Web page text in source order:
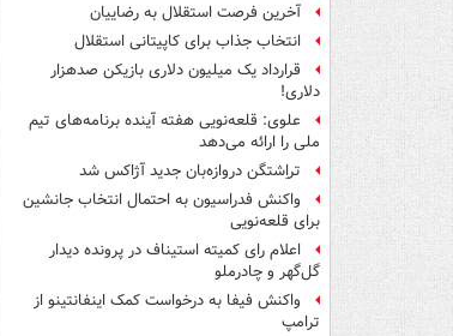
آخرین فرصت استقلال به رضاییان
انتخاب جذاب برای کاپیتانی استقلال
قرارداد یک میلیون دلاری بازیکن صدهزار
دلاری!
علوی: قلعه‌نویی هفته آینده برنامه‌های تیم
ملی را ارائه می‌دهد
تراِشتگن دروازه‌بان جدید آژاکس شد
واکنش فدراسیون به احتمال انتخاب جانشین
برای قلعه‌نویی
اعلام رای کمیته استیناف در پرونده دیدار
گل‌گهر و چادرملو
واکنش فیفا به درخواست کمک اینفانتینو از
ترامپ